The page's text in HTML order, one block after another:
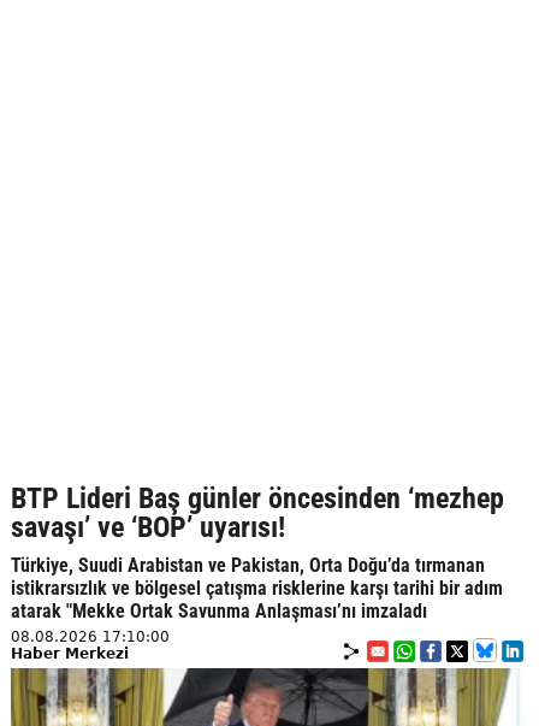
BTP Lideri Baş günler öncesinden ‘mezhep
savaşı’ ve ‘BOP’ uyarısı!
Türkiye, Suudi Arabistan ve Pakistan, Orta Doğu’da tırmanan
istikrarsızlık ve bölgesel çatışma risklerine karşı tarihi bir adım
atarak "Mekke Ortak Savunma Anlaşması’nı imzaladı
08.08.2026 17:10:00
Haber Merkezi